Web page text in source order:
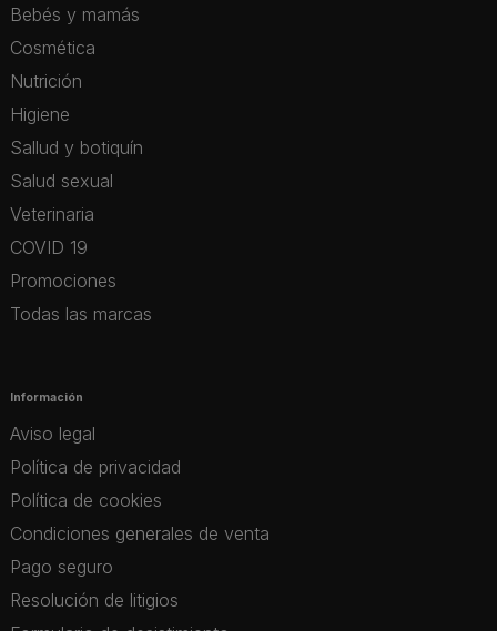
Bebés y mamás
Cosmética
Nutrición
Higiene
Sallud y botiquín
Salud sexual
Veterinaria
COVID 19
Promociones
Todas las marcas
Información
Aviso legal
Política de privacidad
Política de cookies
Condiciones generales de venta
Pago seguro
Resolución de litigios